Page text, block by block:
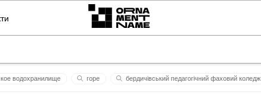
водохранилище горе бердичівський педагогічний фаховий коледж